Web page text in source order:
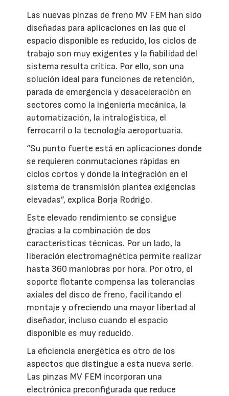
Las nuevas pinzas de freno MV FEM han sido
diseñadas para aplicaciones en las que el
espacio disponible es reducido, los ciclos de
trabajo son muy exigentes y la fiabilidad del
sistema resulta crítica. Por ello, son una
solución ideal para funciones de retención,
parada de emergencia y desaceleración en
sectores como la ingeniería mecánica, la
automatización, la intralogística, el
ferrocarril o la tecnología aeroportuaria.
“Su punto fuerte está en aplicaciones donde
se requieren conmutaciones rápidas en
ciclos cortos y donde la integración en el
sistema de transmisión plantea exigencias
elevadas”, explica Borja Rodrigo.
Este elevado rendimiento se consigue
gracias a la combinación de dos
características técnicas. Por un lado, la
liberación electromagnética permite realizar
hasta 360 maniobras por hora. Por otro, el
soporte flotante compensa las tolerancias
axiales del disco de freno, facilitando el
montaje y ofreciendo una mayor libertad al
diseñador, incluso cuando el espacio
disponible es muy reducido.
La eficiencia energética es otro de los
aspectos que distingue a esta nueva serie.
Las pinzas MV FEM incorporan una
electrónica preconfigurada que reduce